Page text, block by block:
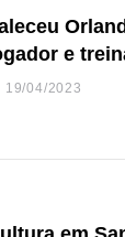
e
andebol do
19/04/2023